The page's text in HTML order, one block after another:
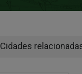
Cidades